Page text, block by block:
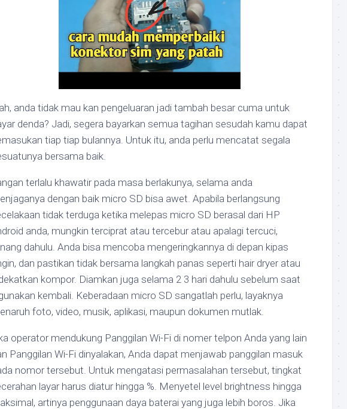
anda tidak mau kan pengeluaran jadi tambah besar cuma untuk
denda? Jadi, segera bayarkan semua tagihan sesudah kamu dapat
tiap tiap bulannya. Untuk itu, anda perlu mencatat segala
bersama baik.
terlalu khawatir pada masa berlakunya, selama anda
dengan baik micro SD bisa awet. Apabila berlangsung
tidak terduga ketika melepas micro SD berasal dari HP
anda, mungkin terciprat atau tercebur atau apalagi tercuci,
dahulu. Anda bisa mencoba mengeringkannya di depan kipas
dan pastikan tidak bersama langkah panas seperti hair dryer atau
kompor. Diamkan juga selama 2 3 hari dahulu sebelum saat
kembali. Keberadaan micro SD sangatlah perlu, layaknya
foto, video, musik, aplikasi, maupun dokumen mutlak.
operator mendukung Panggilan Wi-Fi di nomer telpon Anda yang lain
Panggilan Wi-Fi dinyalakan, Anda dapat menjawab panggilan masuk
nomor tersebut. Untuk mengatasi permasalahan tersebut, tingkat
layar harus diatur hingga %. Menyetel level brightness hingga
artinya penggunaan daya baterai yang juga lebih boros. Jika